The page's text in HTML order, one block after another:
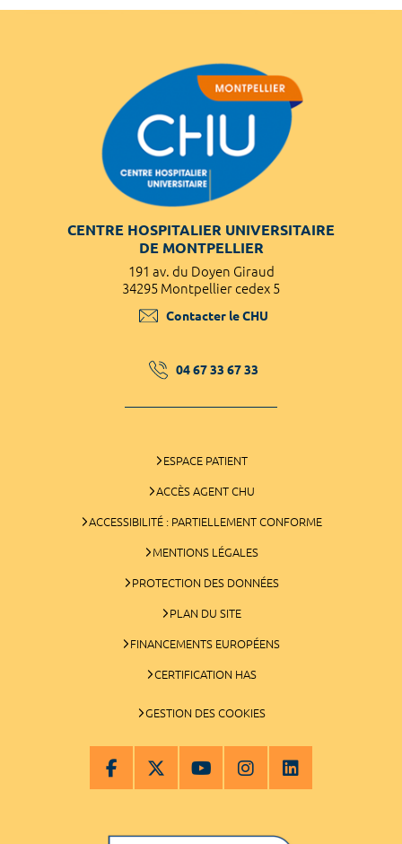
CENTRE HOSPITALIER UNIVERSITAIRE
DE MONTPELLIER
191 av. du Doyen Giraud
34295 Montpellier cedex 5
Contacter le CHU
04 67 33 67 33
ESPACE PATIENT
ACCÈS AGENT CHU
ACCESSIBILITÉ : PARTIELLEMENT CONFORME
MENTIONS LÉGALES
PROTECTION DES DONNÉES
PLAN DU SITE
FINANCEMENTS EUROPÉENS
CERTIFICATION HAS
GESTION DES COOKIES